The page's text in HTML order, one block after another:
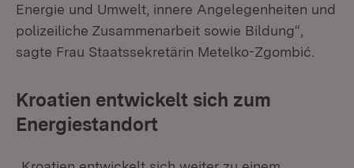
Energie und Umwelt, innere Angelegenheiten und
polizeiliche Zusammenarbeit sowie Bildung“,
sagte Frau Staatssekretärin Metelko-Zgombić.
Kroatien entwickelt sich zum
Energiestandort